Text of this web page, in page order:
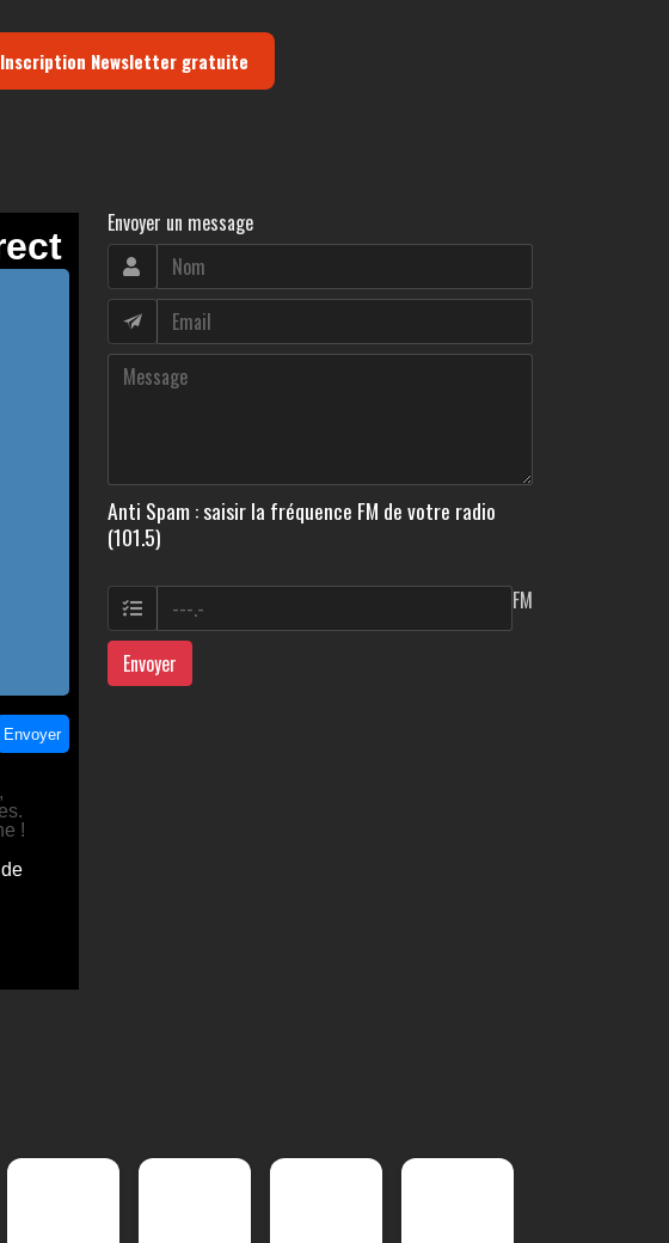
Inscription Newsletter gratuite
Envoyer un message
Anti Spam : saisir la fréquence FM de votre radio
(101.5)
FM
Envoyer